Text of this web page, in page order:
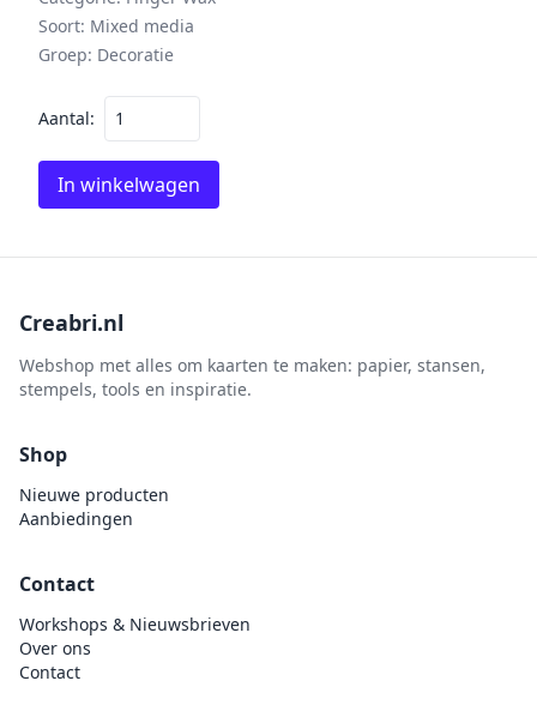
Soort: Mixed media
Groep: Decoratie
Aantal:
In winkelwagen
Creabri.nl
Webshop met alles om kaarten te maken: papier, stansen,
stempels, tools en inspiratie.
Shop
Nieuwe producten
Aanbiedingen
Contact
Workshops & Nieuwsbrieven
Over ons
Contact